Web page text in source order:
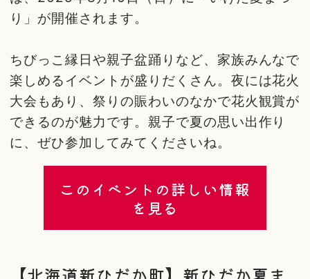
り」が開催されます。
ちびっこ縁日や親子盆踊りなど、家族みんなで
楽しめるイベントが盛りだくさん。夜には花火
大会もあり、祭りの賑わいのなかで花火観賞が
できるのが魅力です。親子で夏の思い出作り
に、ぜひ参加してみてくださいね。
このイベントの詳しい情報
を見る